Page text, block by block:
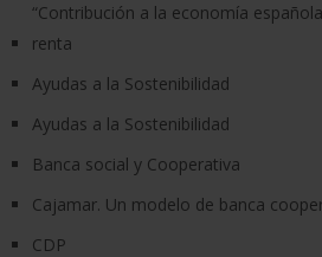
“Contribución a la economía
renta
Ayudas a la Sostenibilidad
Ayudas a la Sostenibilidad
Banca social y Cooperativa
Cajamar. Un modelo de banca
CDP